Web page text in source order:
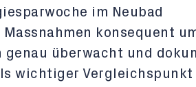
im Neubad
konsequent
genau überwacht und
wichtiger Vergleichspunkt